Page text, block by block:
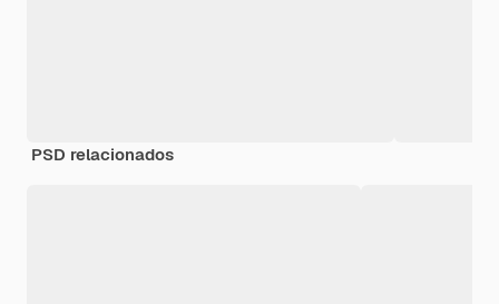
PSD relacionados